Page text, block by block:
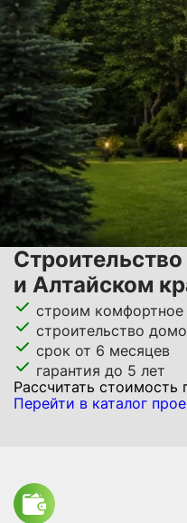
и Алтайском
строим
строительство
срок от 6 месяцев
гарантия до 5 лет
Расcчитать стоимость
Перейти в каталог